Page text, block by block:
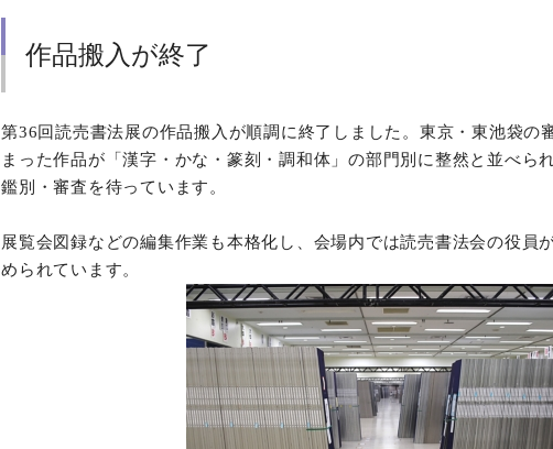
作品搬入が終了
第36回読売書法展の作品搬入が順調に終了しました。東京・東池袋の
まった作品が「漢字・かな・篆刻・調和体」の部門別に整然と並べら
鑑別・審査を待っています。
展覧会図録などの編集作業も本格化し、会場内では読売書法会の役員
められています。